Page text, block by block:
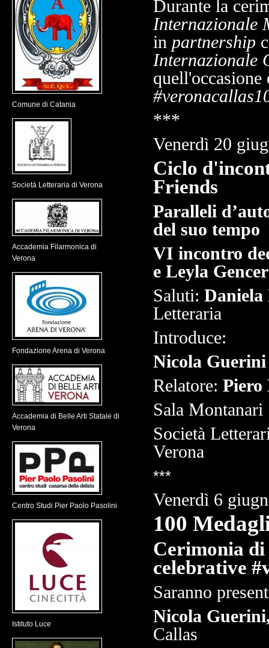
Durante la
Internazionale
in partnership
Internazionale
quell'occasione
***
Venerdì 20
Ciclo
Friends
Paralleli
del suo tempo
VI incontro
e Leyla Gencer
Saluti:
Letteraria
Introduce:
Nicola Guerini
Relatore:
Sala Montanari
Società
Verona
***
Venerdì 6
100
Cerimonia di
celebrative
Saranno
Nicola
Callas
Comune di Catania
Società Letteraria di Verona
Accademia Filarmonica di
Verona
Fondazione Arena di Verona
Accademia di Belle Arti Statale di
Verona
Centro Studi Pier Paolo Pasolini
Istituto Luce